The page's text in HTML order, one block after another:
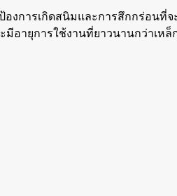
องการเกิดสนิมและการสึกกร่อนที่
ายุการใช้งานที่ยาวนานกว่าเหล็